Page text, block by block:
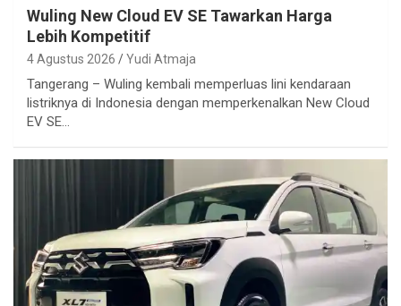
Wuling New Cloud EV SE Tawarkan Harga
Lebih Kompetitif
4 Agustus 2026 Yudi Atmaja
Tangerang – Wuling kembali memperluas lini kendaraan
listriknya di Indonesia dengan memperkenalkan New Cloud
EV SE…